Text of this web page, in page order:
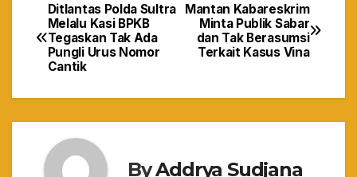
Navigasi
pos
Mantan Kabareskrim
Minta Publik Sabar
dan Tak Berasumsi
Terkait Kasus Vina
Ditlantas Polda Sultra
Melalu Kasi BPKB
Tegaskan Tak Ada
Pungli Urus Nomor
Cantik
ByAddrya Sudjana